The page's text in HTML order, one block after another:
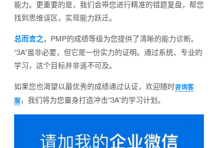
能力。更重要的是，我们会带您进行精准的错题复盘，帮您
找到思维误区，实现能力跃迁。
总而言之，PMP的成绩等级为您提供了清晰的能力诊断。
“3A”虽非必要，但它是一份实力的证明。通过系统、专业的
学习，这个目标并非遥不可及。
如果您也渴望以最优秀的成绩通过认证，欢迎随时咨询客
服，我们将为您量身打造冲击“3A”的学习计划。